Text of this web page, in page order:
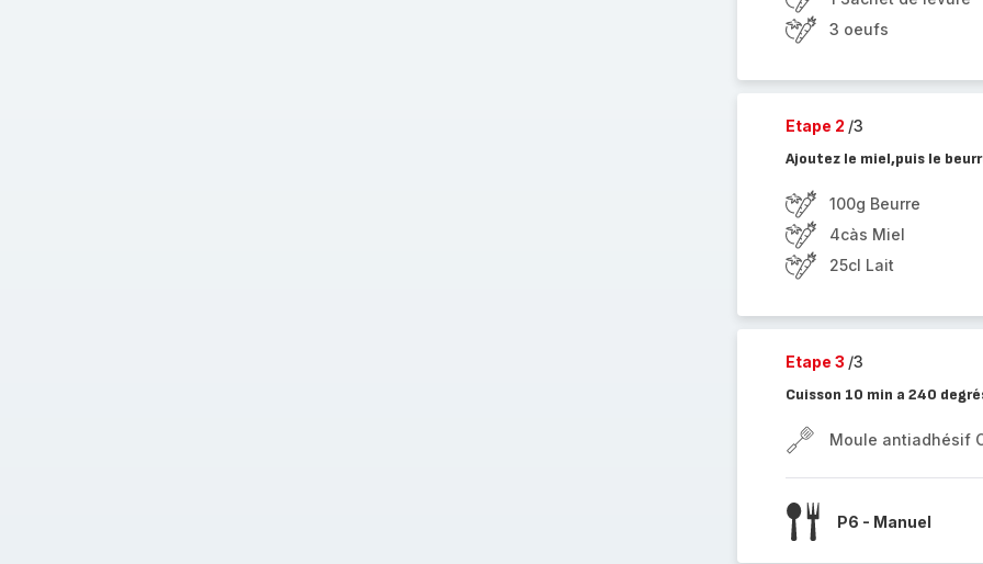
3 oeufs
Etape 2 /3
Ajoutez le miel,puis le
100g Beurre
4càs Miel
25cl Lait
Etape 3 /3
Cuisson 10 min a 240
Moule antiadhésif
P6 - Manuel